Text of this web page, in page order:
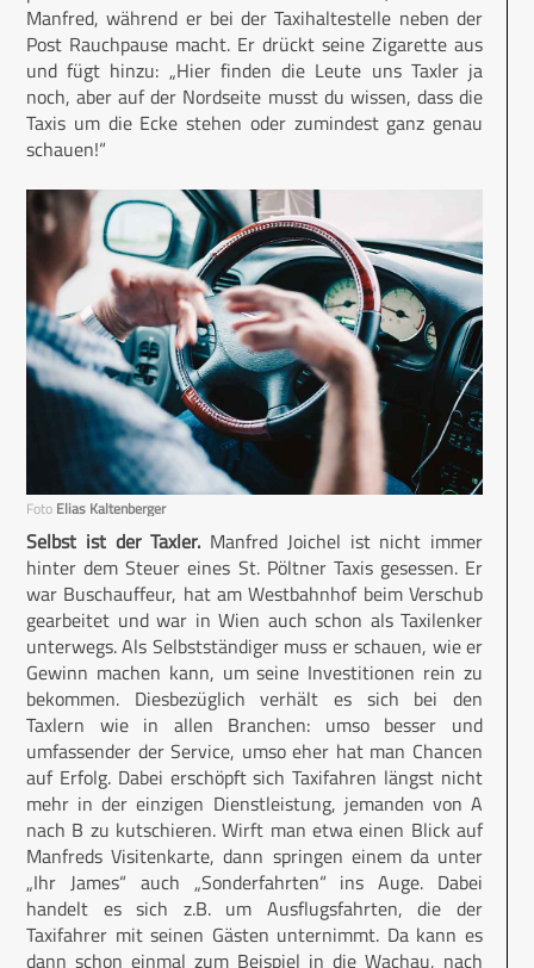
Manfred, während er bei der Taxihaltestelle neben der
Post Rauchpause macht. Er drückt seine Zigarette aus
und fügt hinzu: „Hier finden die Leute uns Taxler ja
noch, aber auf der Nordseite musst du wissen, dass die
Taxis um die Ecke stehen oder zumindest ganz genau
schauen!“
Foto Elias Kaltenberger
Selbst ist der Taxler. Manfred Joichel ist nicht immer
hinter dem Steuer eines St. Pöltner Taxis gesessen. Er
war Buschauffeur, hat am Westbahnhof beim Verschub
gearbeitet und war in Wien auch schon als Taxilenker
unterwegs. Als Selbstständiger muss er schauen, wie er
Gewinn machen kann, um seine Investitionen rein zu
bekommen. Diesbezüglich verhält es sich bei den
Taxlern wie in allen Branchen: umso besser und
umfassender der Service, umso eher hat man Chancen
auf Erfolg. Dabei erschöpft sich Taxifahren längst nicht
mehr in der einzigen Dienstleistung, jemanden von A
nach B zu kutschieren. Wirft man etwa einen Blick auf
Manfreds Visitenkarte, dann springen einem da unter
„Ihr James“ auch „Sonderfahrten“ ins Auge. Dabei
handelt es sich z.B. um Ausflugsfahrten, die der
Taxifahrer mit seinen Gästen unternimmt. Da kann es
dann schon einmal zum Beispiel in die Wachau, nach